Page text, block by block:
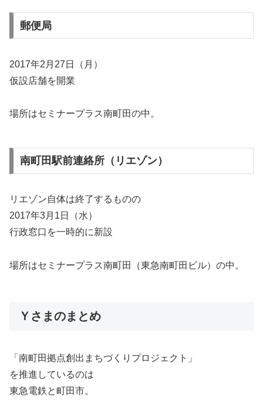
郵便局
2017年2月27日（月）
仮設店舗を開業
場所はセミナープラス南町田の中。
南町田駅前連絡所（リエゾン）
リエゾン自体は終了するものの
2017年3月1日（水）
行政窓口を一時的に新設
場所はセミナープラス南町田（東急南町田ビル）の中。
Ｙさまのまとめ
「南町田拠点創出まちづくりプロジェクト」
を推進しているのは
東急電鉄と町田市。